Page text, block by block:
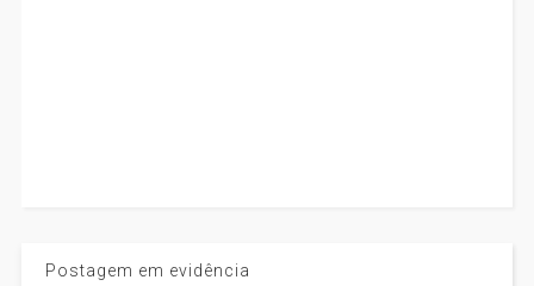
Postagem em evidência